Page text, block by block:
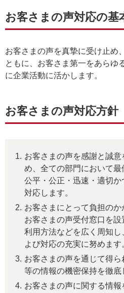
お客さまの声対応の基
お客さまの声を真摯に受け止め
ともに、お客さま第一をあらゆ
に企業活動に活かします。
お客さまの声対応方針
1. お客さまの声を感謝と誠
め、全ての部門において最
公平・公正・迅速・適切
対応します。
2. お客さまにとって負担の
お客さまの声受付窓口を
利用方法などを広く周知
よび対応の充実に努めます
3. お客さまの声を通じて得
等の情報の機密保持を徹底
4. お客さまの声に関する情